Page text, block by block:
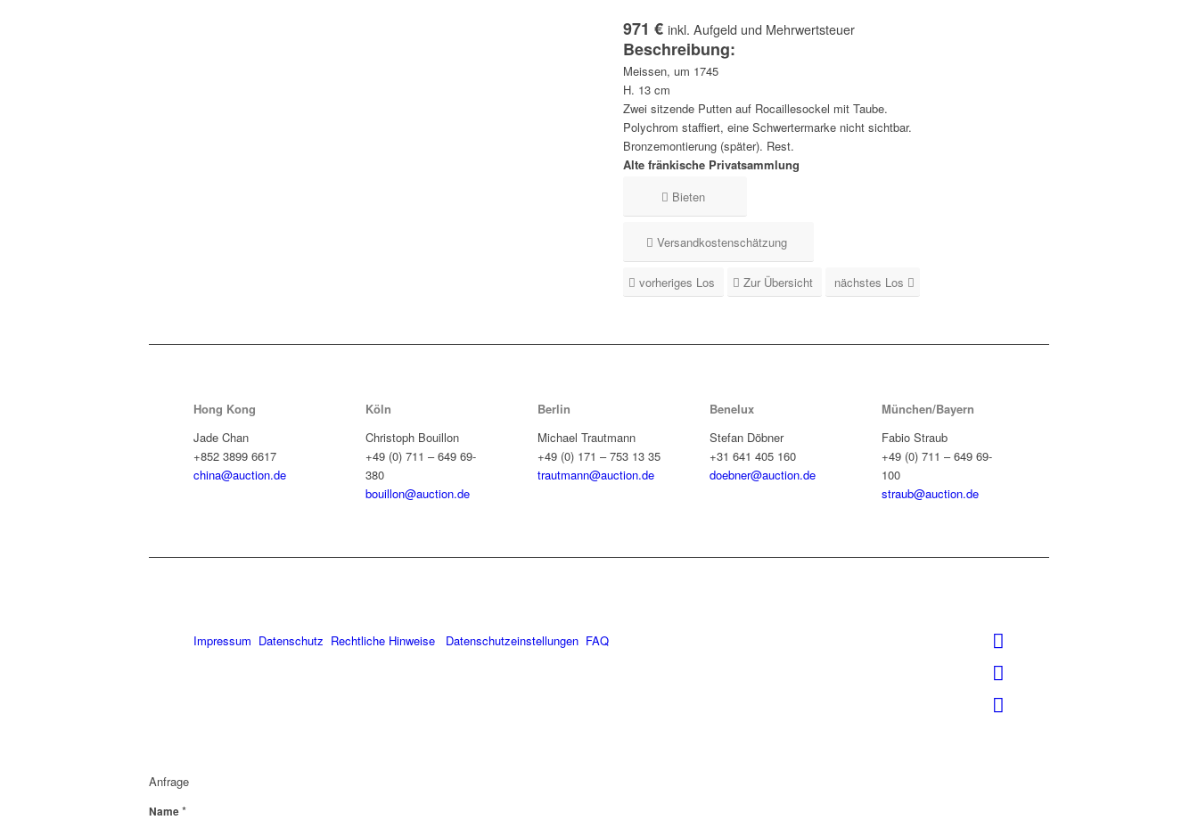
971 € inkl. Aufgeld und Mehrwertsteuer
Beschreibung:
Meissen, um 1745
H. 13 cm
Zwei sitzende Putten auf Rocaillesockel mit Taube.
Polychrom staffiert, eine Schwertermarke nicht sichtbar.
Bronzemontierung (später). Rest.
Alte fränkische Privatsammlung
Bieten
Versandkostenschätzung
vorheriges Los Zur Übersicht nächstes Los
Hong Kong
Jade Chan
+852 3899 6617
china@auction.de
Köln
Christoph Bouillon
+49 (0) 711 – 649 69-
380
bouillon@auction.de
Berlin
Michael Trautmann
+49 (0) 171 – 753 13 35
trautmann@auction.de
Benelux
Stefan Döbner
+31 641 405 160
doebner@auction.de
München/Bayern
Fabio Straub
+49 (0) 711 – 649 69-
100
straub@auction.de
Impressum Datenschutz Rechtliche Hinweise Datenschutzeinstellungen FAQ
Anfrage
Name*